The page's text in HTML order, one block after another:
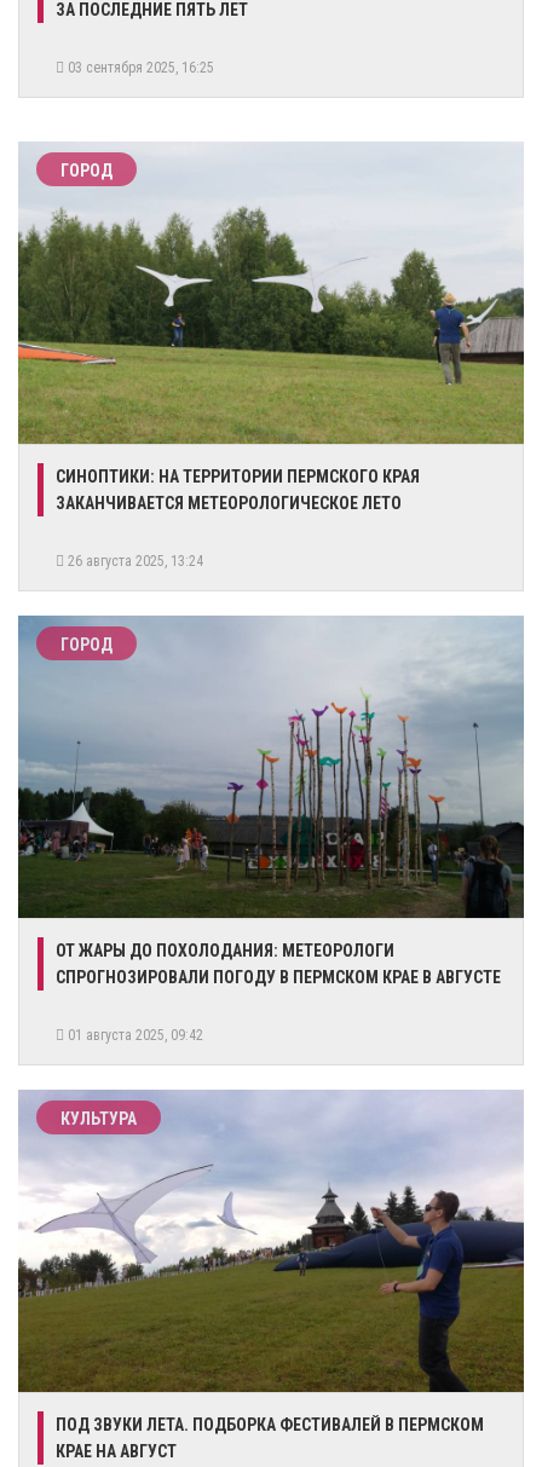
ЗА ПОСЛЕДНИЕ ПЯТЬ ЛЕТ
03 сентября 2025, 16:25
ГОРОД
СИНОПТИКИ: НА ТЕРРИТОРИИ ПЕРМСКОГО КРАЯ
ЗАКАНЧИВАЕТСЯ МЕТЕОРОЛОГИЧЕСКОЕ ЛЕТО
26 августа 2025, 13:24
ГОРОД
​ОТ ЖАРЫ ДО ПОХОЛОДАНИЯ: МЕТЕОРОЛОГИ
СПРОГНОЗИРОВАЛИ ПОГОДУ В ПЕРМСКОМ КРАЕ В АВГУСТЕ
01 августа 2025, 09:42
КУЛЬТУРА
ПОД ЗВУКИ ЛЕТА. ПОДБОРКА ФЕСТИВАЛЕЙ В ПЕРМСКОМ
КРАЕ НА АВГУСТ